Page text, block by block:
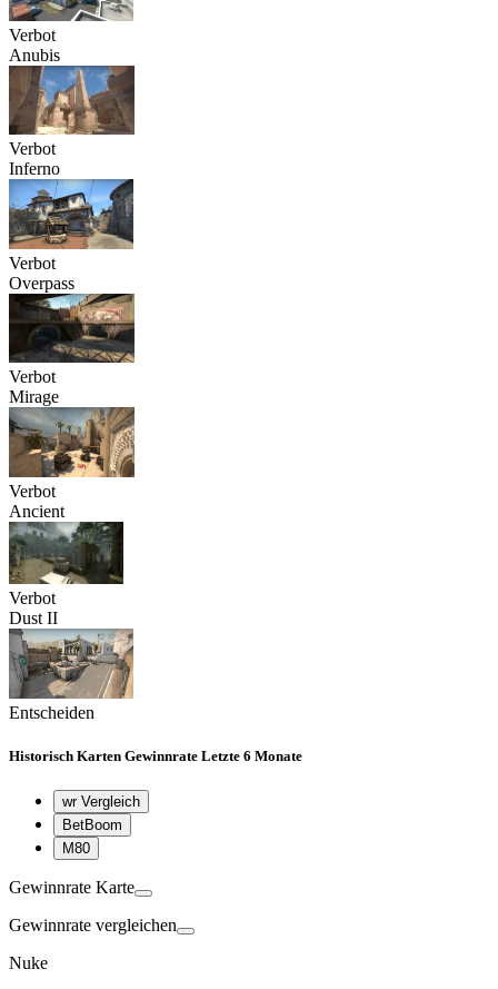
Verbot
Anubis
Verbot
Inferno
Verbot
Overpass
Verbot
Mirage
Verbot
Ancient
Verbot
Dust II
Entscheiden
Historisch Karten Gewinnrate Letzte 6 Monate
wr Vergleich
BetBoom
M80
Gewinnrate Karte
Gewinnrate vergleichen
Nuke